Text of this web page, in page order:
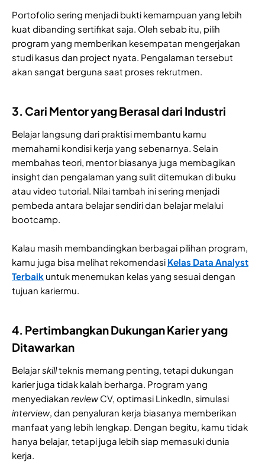
Portofolio sering menjadi bukti kemampuan yang lebih
kuat dibanding sertifikat saja. Oleh sebab itu, pilih
program yang memberikan kesempatan mengerjakan
studi kasus dan project nyata. Pengalaman tersebut
akan sangat berguna saat proses rekrutmen.
3. Cari Mentor yang Berasal dari Industri
Belajar langsung dari praktisi membantu kamu
memahami kondisi kerja yang sebenarnya. Selain
membahas teori, mentor biasanya juga membagikan
insight dan pengalaman yang sulit ditemukan di buku
atau video tutorial. Nilai tambah ini sering menjadi
pembeda antara belajar sendiri dan belajar melalui
bootcamp.
Kalau masih membandingkan berbagai pilihan program,
kamu juga bisa melihat rekomendasi Kelas Data Analyst
Terbaik untuk menemukan kelas yang sesuai dengan
tujuan kariermu.
4. Pertimbangkan Dukungan Karier yang
Ditawarkan
Belajarskillteknis memang penting, tetapi dukungan
karier juga tidak kalah berharga. Program yang
menyediakan reviewCV, optimasi LinkedIn, simulasi
interview, dan penyaluran kerja biasanya memberikan
manfaat yang lebih lengkap. Dengan begitu, kamu tidak
hanya belajar, tetapi juga lebih siap memasuki dunia
kerja.